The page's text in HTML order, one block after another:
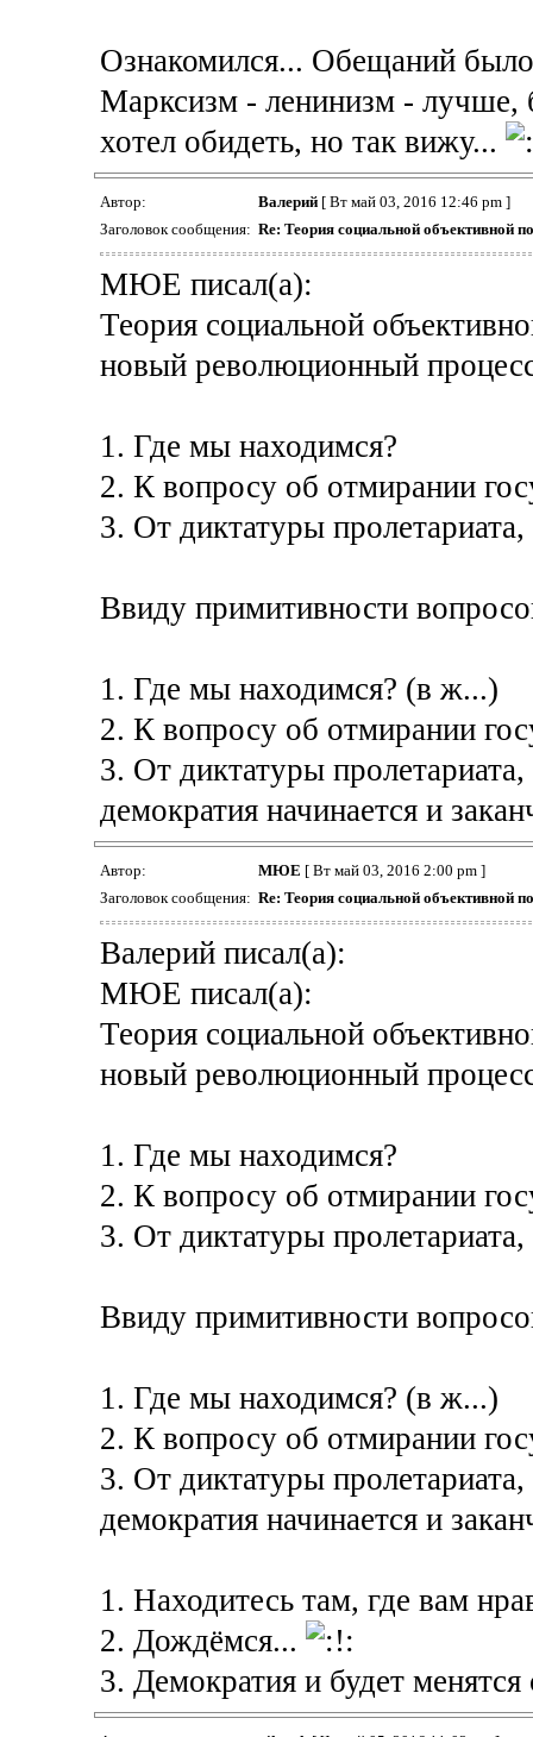
Ознакомился... Обещаний
Марксизм - ленинизм - лучше,
хотел обидеть, но так вижу...
Автор: Валерий[ Вт май 03, 2016 12:46 pm ]
Заголовок сообщения: Re: Теория социальной объективной
МЮЕ писал(а):
Теория социальной
новый революционный
1. Где мы находимся?
2. К вопросу об отмирании
3. От диктатуры
Ввиду примитивности
1. Где мы находимся? (в ж...)
2. К вопросу об отмирании
3. От диктатуры
демократия начинается и
Автор: МЮЕ [ Вт май 03, 2016 2:00 pm ]
Заголовок сообщения: Re: Теория социальной объективной
Валерий писал(а):
МЮЕ писал(а):
Теория социальной
новый революционный
1. Где мы находимся?
2. К вопросу об отмирании
3. От диктатуры
Ввиду примитивности
1. Где мы находимся? (в ж...)
2. К вопросу об отмирании
3. От диктатуры
демократия начинается и
1. Находитесь там, где вам
2. Дождёмся...
3. Демократия и будет